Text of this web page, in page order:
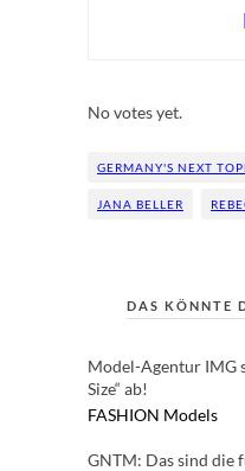
No votes yet.
GERMANY'S NEXT
JANA BELLER
DAS KÖNNTE
Model-Agentur IMG
Size“ ab!
FASHION Models
GNTM: Das sind die